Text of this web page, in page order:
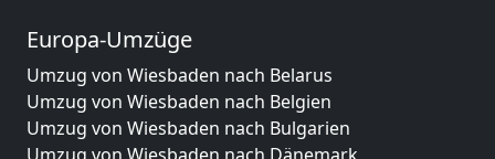
Europa-Umzüge
Umzug von Wiesbaden nach Belarus
Umzug von Wiesbaden nach Belgien
Umzug von Wiesbaden nach Bulgarien
Umzug von Wiesbaden nach Dänemark